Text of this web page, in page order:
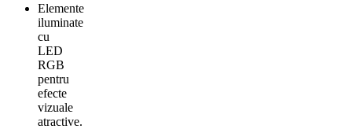
Elemente
iluminate
cu
LED
RGB
pentru
efecte
vizuale
atractive.